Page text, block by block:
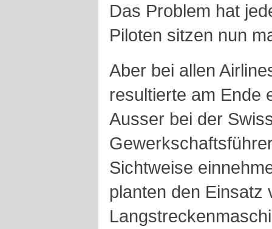
Das Problem hat
Piloten sitzen nun
Aber bei allen
resultierte am Ende
Ausser bei der
Sichtweise
planten den Einsatz